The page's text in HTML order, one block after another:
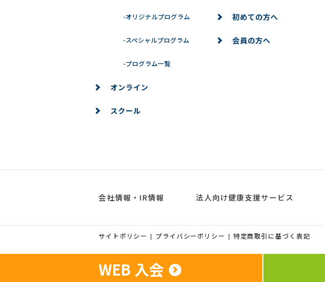
-オリジナルプログラム
-スペシャルプログラム
-プログラム一覧
オンライン
スクール
初めての方へ
会員の方へ
会社情報・IR情報 法人向け健康支援サービス
サイトポリシー プライバシーポリシー 特定商取引に基づく表記
WEB 入会